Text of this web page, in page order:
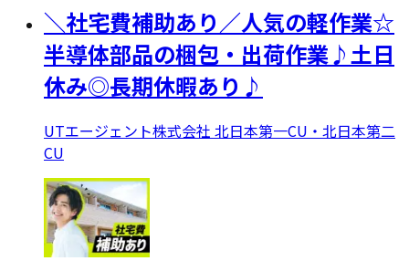
＼社宅費補助あり／人気の軽作業☆
半導体部品の梱包・出荷作業♪土日
休み◎長期休暇あり♪
UTエージェント株式会社 北日本第一CU・北日本第二
CU